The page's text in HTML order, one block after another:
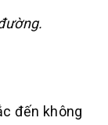
đến không